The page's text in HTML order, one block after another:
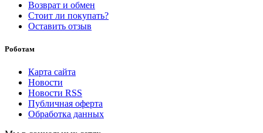
Возврат и обмен
Стоит ли покупать?
Оставить отзыв
Роботам
Карта сайта
Новости
Новости RSS
Публичная оферта
Обработка данных